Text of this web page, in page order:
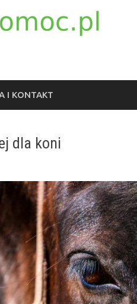
I KONTAKT
dla koni